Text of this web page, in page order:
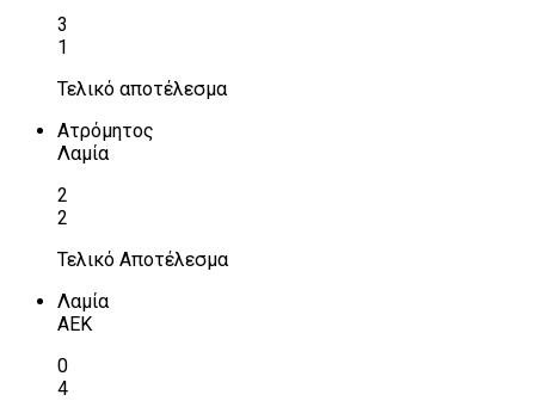
3
1
Τελικό αποτέλεσμα
Ατρόμητος
Λαμία
2
2
Τελικό Αποτέλεσμα
Λαμία
ΑΕΚ
0
4